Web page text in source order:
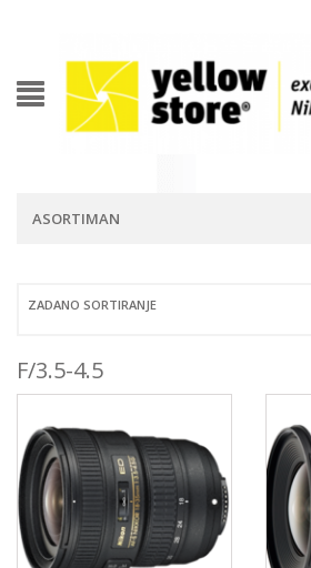
ASORTIMAN
ZADANO SORTIRANJE
F/3.5-4.5